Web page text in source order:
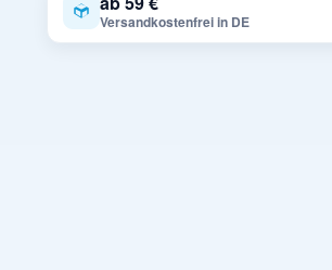
Versandkostenfrei in DE